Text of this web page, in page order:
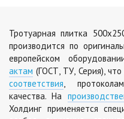
Тротуарная плитка
производится по
европейском
актам (ГОСТ, ТУ, Серия),
соответствия ,
качества. На
Холдинг применяется